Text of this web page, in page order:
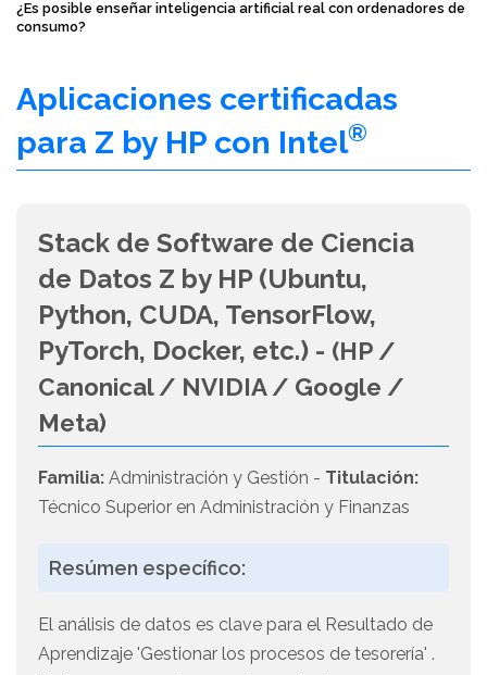
¿Es posible enseñar inteligencia artificial real con ordenadores de
consumo?
Aplicaciones certificadas
para Z by HP con Intel®
Stack de Software de Ciencia
de Datos Z by HP (Ubuntu,
Python, CUDA, TensorFlow,
PyTorch, Docker, etc.) - (HP /
Canonical / NVIDIA / Google /
Meta)
Familia: Administración y Gestión - Titulación:
Técnico Superior en Administración y Finanzas
Resúmen específico:
El análisis de datos es clave para el Resultado de
Aprendizaje 'Gestionar los procesos de tesorería' .